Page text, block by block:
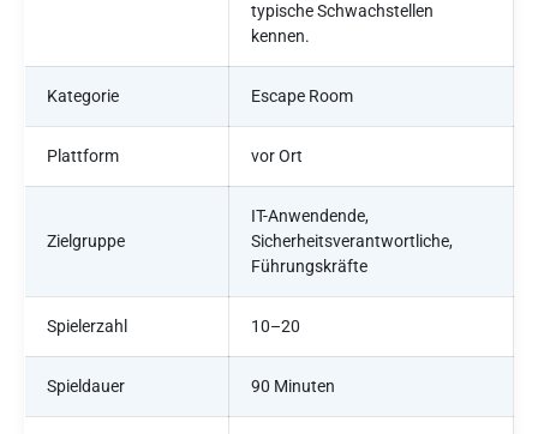
typische Schwachstellen
kennen.
Kategorie Escape Room
Plattform vor Ort
Zielgruppe
IT-Anwendende,
Sicherheitsverantwortliche,
Führungskräfte
Spielerzahl 10–20
Spieldauer 90 Minuten